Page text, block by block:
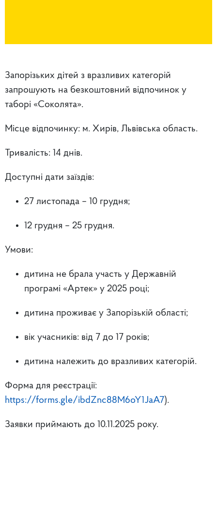
Запорізьких дітей з вразливих категорій
запрошують на безкоштовний відпочинок у
таборі «Соколята».
Місце відпочинку: м. Хирів, Львівська область.
Тривалість: 14 днів.
Доступні дати заїздів:
27 листопада – 10 грудня;
12 грудня – 25 грудня.
Умови:
дитина не брала участь у Державній
програмі «Артек» у 2025 році;
дитина проживає у Запорізькій області;
вік учасників: від 7 до 17 років;
дитина належить до вразливих категорій.
Форма для реєстрації:
https://forms.gle/ibdZnc88M6oY1JaA7).
Заявки приймають до 10.11.2025 року.